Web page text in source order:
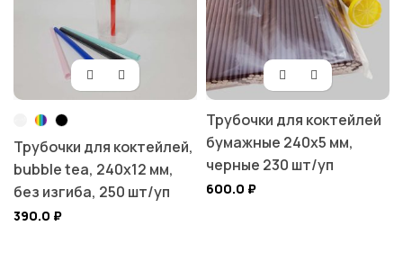
Трубочки для коктейлей,
bubble tea, 240х12 мм,
без изгиба, 250 шт/уп
390.0 ₽
Трубочки для коктейлей
бумажные 240х5 мм,
черные 230 шт/уп
600.0 ₽